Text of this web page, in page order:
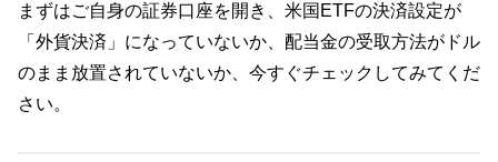
まずはご自身の証券口座を開き、米国ETFの決済設定が
「外貨決済」になっていないか、配当金の受取方法がドル
のまま放置されていないか、今すぐチェックしてみてくだ
さい。